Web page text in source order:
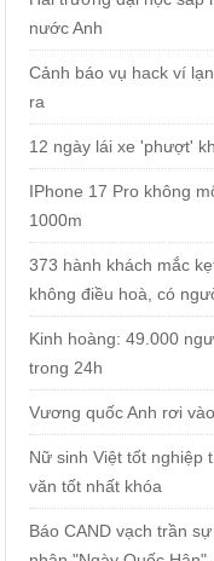
nước Anh
Cảnh báo vụ hack ví
ra
12 ngày lái xe 'phượt'
IPhone 17 Pro không
1000m
373 hành khách mắc
không điều hoà, có
Kinh hoàng: 49.000
trong 24h
Vương quốc Anh rơi
Nữ sinh Việt tốt nghiệp
văn tốt nhất khóa
Báo CAND vạch trần